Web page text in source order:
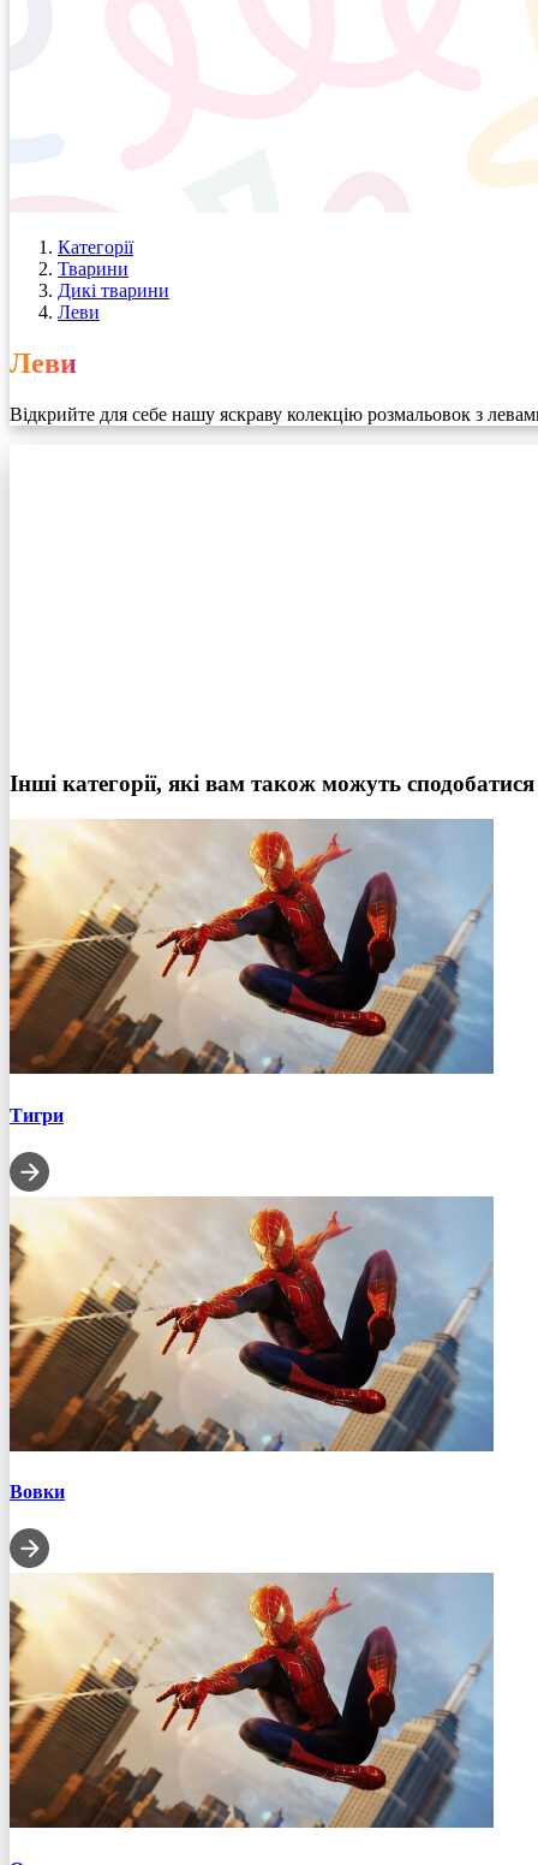
Категорії
Тварини
Дикі тварини
Леви
Леви
Відкрийте для себе нашу яскраву колекцію розмальовок з
Інші категорії, які вам також можуть сподобатися
Тигри
Вовки